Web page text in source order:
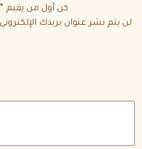
كن أول من يقيم “Cartier Tank Woman & Green”
لن يتم نشر عنوان بريدك الإلكتروني.